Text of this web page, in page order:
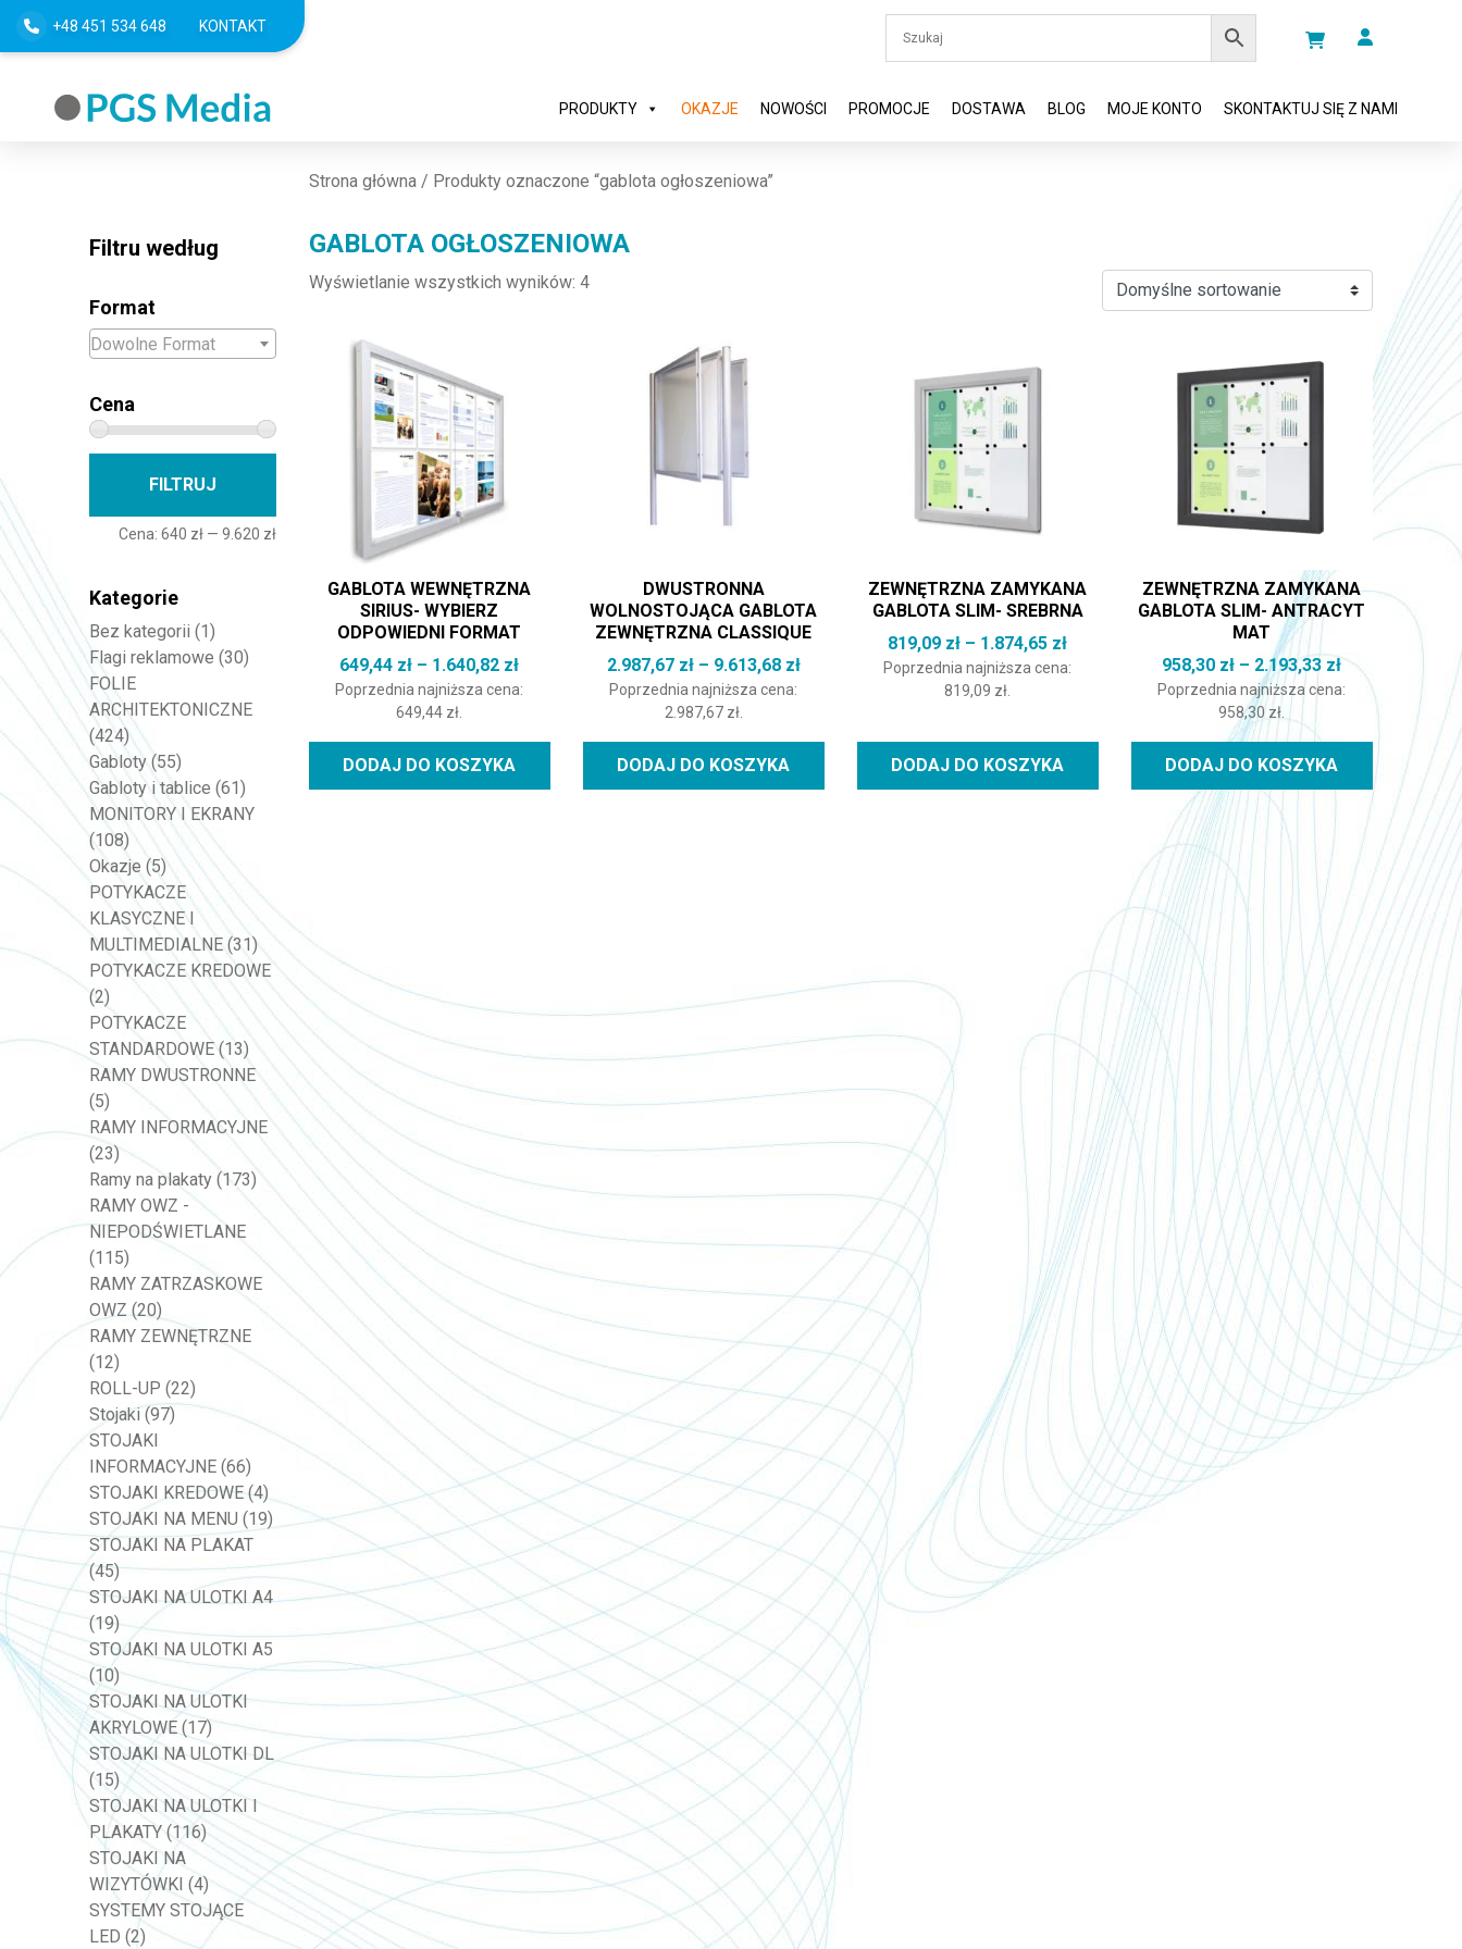
+48 451 534 648 KONTAKT
PRODUKTY OKAZJE NOWOŚCI PROMOCJE DOSTAWA BLOG MOJE KONTO SKONTAKTUJ SIĘ Z NAMI
Filtru według
Format
Dowolne Format
Cena
FILTRUJ
Cena: 640 zł— 9.620 zł
Kategorie
Bez kategorii (1)
Flagi reklamowe (30)
FOLIE
ARCHITEKTONICZNE
(424)
Gabloty (55)
Gabloty i tablice (61)
MONITORY I EKRANY
(108)
Okazje (5)
POTYKACZE
KLASYCZNE I
MULTIMEDIALNE (31)
POTYKACZE KREDOWE
(2)
POTYKACZE
STANDARDOWE (13)
RAMY DWUSTRONNE
(5)
RAMY INFORMACYJNE
(23)
Ramy na plakaty (173)
RAMY OWZ -
NIEPODŚWIETLANE
(115)
RAMY ZATRZASKOWE
OWZ (20)
RAMY ZEWNĘTRZNE
(12)
ROLL-UP (22)
Stojaki (97)
STOJAKI
INFORMACYJNE (66)
STOJAKI KREDOWE (4)
STOJAKI NA MENU (19)
STOJAKI NA PLAKAT
(45)
STOJAKI NA ULOTKI A4
(19)
STOJAKI NA ULOTKI A5
(10)
STOJAKI NA ULOTKI
AKRYLOWE (17)
STOJAKI NA ULOTKI DL
(15)
STOJAKI NA ULOTKI I
PLAKATY (116)
STOJAKI NA
WIZYTÓWKI (4)
SYSTEMY STOJĄCE
LED (2)
Strona główna/ Produkty oznaczone “gablota ogłoszeniowa”
GABLOTA OGŁOSZENIOWA
Wyświetlanie wszystkich wyników: 4
GABLOTA WEWNĘTRZNA
SIRIUS- WYBIERZ
ODPOWIEDNI FORMAT
649,44 zł – 1.640,82 złZakres cen: od 649,44 zł do 1.640,82 zł
Poprzednia najniższa cena:
649,44 zł
DODAJ DO KOSZYKA
Ten produkt ma wiele wariantów. Opcje można wybrać na stronie produktu
DWUSTRONNA
WOLNOSTOJĄCA GABLOTA
ZEWNĘTRZNA CLASSIQUE
2.987,67 zł – 9.613,68 złZakres cen: od 2.987,67 zł do 9.613,68 zł
Poprzednia najniższa cena:
2.987,67 zł.
DODAJ DO KOSZYKA
ZEWNĘTRZNA ZAMYKANA
GABLOTA SLIM- SREBRNA
819,09 zł – 1.874,65 złZakres cen: od 819,09 zł do 1.874,65 zł
Poprzednia najniższa cena:
819,09 zł
DODAJ DO KOSZYKA
Ten produkt ma wiele wariantów. Opcje można wybrać na stronie produktu
ZEWNĘTRZNA ZAMYKANA
GABLOTA SLIM- ANTRACYT
MAT
958,30 zł – 2.193,33 złZakres cen: od
Poprzednia najniższa cena:
958,30zł
DODAJ DO KOSZYKA
Ten produkt ma wiele wariantów. Opcje